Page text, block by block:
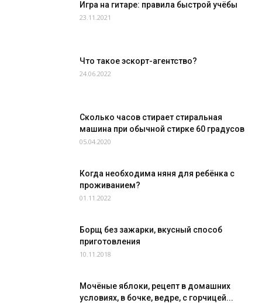
Игра на гитаре: правила быстрой учёбы
23.11.2021
Что такое эскорт-агентство?
24.06.2022
Сколько часов стирает стиральная
машина при обычной стирке 60 градусов
05.04.2020
Когда необходима няня для ребёнка с
проживанием?
01.11.2022
Борщ без зажарки, вкусный способ
приготовления
10.11.2018
Мочёные яблоки, рецепт в домашних
условиях, в бочке, ведре, с горчицей...